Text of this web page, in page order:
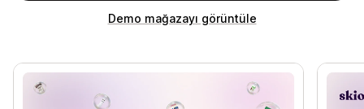
Demo mağazayı görüntüle